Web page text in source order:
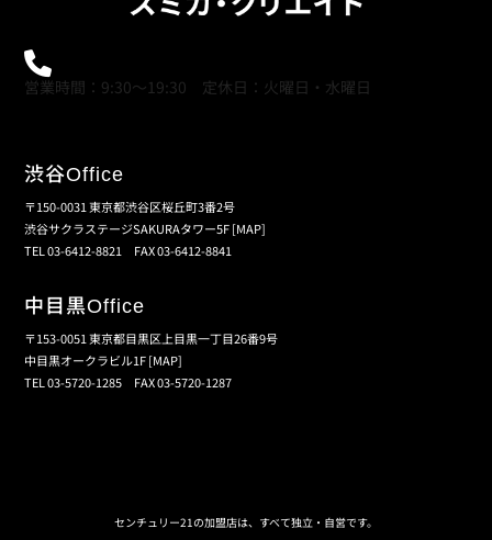
営業時間：9:30～19:30 定休日：火曜日・水曜日
渋谷Office
〒150-0031 東京都渋谷区桜丘町3番2号
渋谷サクラステージSAKURAタワー5F[MAP]
TEL 03-6412-8821 FAX 03-6412-8841
中目黒Office
〒153-0051 東京都目黒区上目黒一丁目26番9号
中目黒オークラビル1F[MAP]
TEL 03-5720-1285 FAX 03-5720-1287
センチュリー21の加盟店は、すべて独立・自営です。